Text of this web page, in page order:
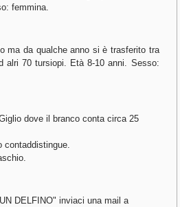
femmina.
ma da qualche anno si è trasferito tra
alri 70 tursiopi. Età 8-10 anni. Sesso:
dove il branco conta circa 25
contaddistingue.
DELFINO" inviaci una mail a